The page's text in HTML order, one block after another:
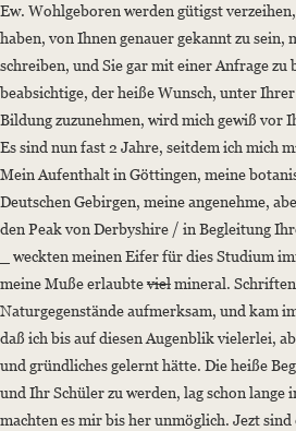
Manuscript
Provider: Universitätsbibliothek "Georg
Classification Number: Nachlass
Incipit: „[1] Wohlgeborener Herr,
Hochzuverehrender Herr Inspektor,
Ew. Wohlgeboren werden gütigst
Language
German
Ew. Wohlgeboren werden gütigst
haben, von Ihnen genauer gekannt zu sein,
schreiben, und Sie gar mit einer Anfrage zu
beabsichtige, der heiße Wunsch, unter
Bildung zuzunehmen, wird mich gewiß vor
Es sind nun fast 2 Jahre, seitdem ich mich
Mein Aufenthalt in Göttingen, meine
Deutschen Gebirgen, meine angenehme,
den Peak von Derbyshire / in Begleitung
_ weckten meinen Eifer für dies Studium
meine Muße erlaubtevielmineral.
Naturgegenstände aufmerksam, und kam
daß ich bis auf diesen Augenblik vielerlei,
und gründliches gelernt hätte. Die heiße
und Ihr Schüler zu werden, lag schon lange
machten es mir bis her unmöglich. Jezt